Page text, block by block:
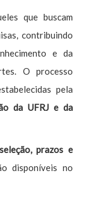
que buscam
contribuindo
e da
O processo
pela
da UFRJ e da
prazos e
disponíveis no